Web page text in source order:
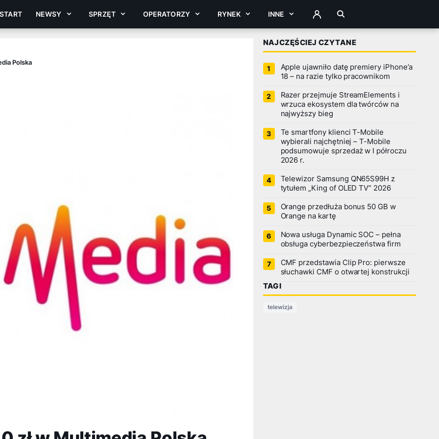
START NEWSY SPRZĘT OPERATORZY RYNEK INNE ZALOGUJ
Polska
NAJCZĘŚCIEJ CZYTANE
Apple ujawniło datę premiery iPhone’a
18 – na razie tylko pracownikom
Razer przejmuje StreamElements i
wrzuca ekosystem dla twórców na
najwyższy bieg
Te smartfony klienci T-Mobile
wybierali najchętniej – T-Mobile
podsumowuje sprzedaż w I półroczu
2026 r.
Telewizor Samsung QN65S99H z
tytułem „King of OLED TV” 2026
Orange przedłuża bonus 50 GB w
Orange na kartę
Nowa usługa Dynamic SOC – pełna
obsługa cyberbezpieczeństwa firm
CMF przedstawia Clip Pro: pierwsze
słuchawki CMF o otwartej konstrukcji
TAGI
telewizja